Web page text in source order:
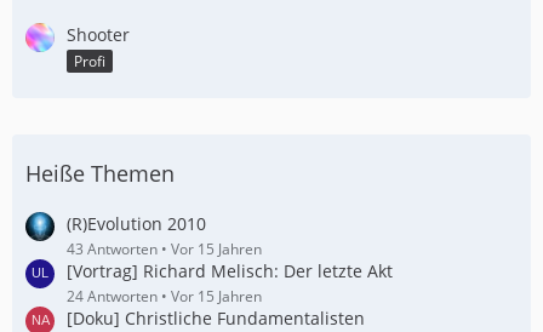
Shooter
Profi
Heiße Themen
(R)Evolution 2010
43 Antworten Vor 15 Jahren
[Vortrag] Richard Melisch: Der letzte Akt
24 Antworten Vor 15 Jahren
[Doku] Christliche Fundamentalisten